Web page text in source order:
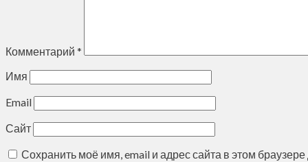
Комментарий *
Имя
Email
Сайт
Сохранить моё имя, email и адрес сайта в этом